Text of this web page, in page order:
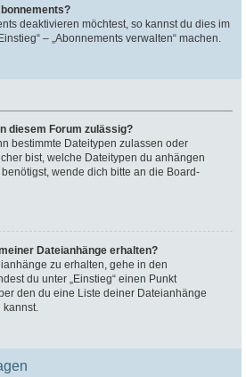
deaktivieren möchtest, so kannst du dies im
– „Abonnements verwalten“ machen.
diesem Forum zulässig?
bestimmte Dateitypen zulassen oder
bist, welche Dateitypen du anhängen
wende dich bitte an die Board-
Dateianhänge erhalten?
zu erhalten, gehe in den
du unter „Einstieg“ einen Punkt
den du eine Liste deiner Dateianhänge
kannst.